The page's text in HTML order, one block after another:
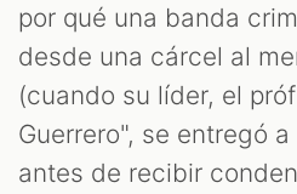
por qué una banda
desde una cárcel al
(cuando su líder, el
Guerrero", se entregó
antes de recibir